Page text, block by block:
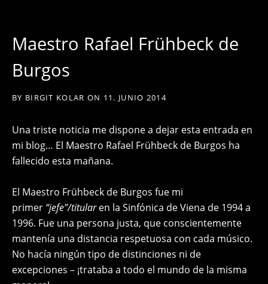
Maestro Rafael Frühbeck de
Burgos
BY BIRGIT KOLAR ON 11. JUNIO 2014
Una triste noticia me dispone a dejar esta entrada en
mi blog… El Maestro Rafael Frühbeck de Burgos ha
fallecido esta mañana.
El Maestro Frühbeck de Burgos fue mi
primer “jefe”/titularen la Sinfónica de Viena de 1994 a
1996. Fue una persona justa, que conscientemente
mantenía una distancia respetuosa con cada músico.
No hacía ningún tipo de distinciones ni de
excepciones – ¡trataba a todo el mundo de la misma